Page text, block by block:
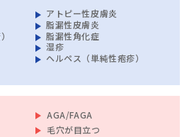
アトピー性皮膚炎
脂漏性皮膚炎
脂漏性角化症
湿疹
ヘルペス（単純性疱疹）
AGA/FAGA
毛穴が目立つ